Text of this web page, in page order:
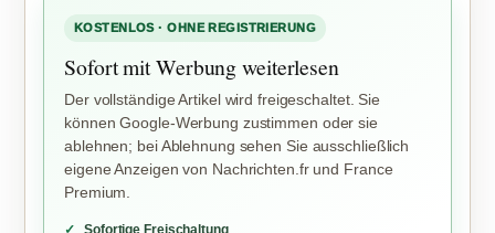
KOSTENLOS · OHNE REGISTRIERUNG
Sofort mit Werbung weiterlesen
Der vollständige Artikel wird freigeschaltet. Sie
können Google-Werbung zustimmen oder sie
ablehnen; bei Ablehnung sehen Sie ausschließlich
eigene Anzeigen von Nachrichten.fr und France
Premium.
Sofortige Freischaltung